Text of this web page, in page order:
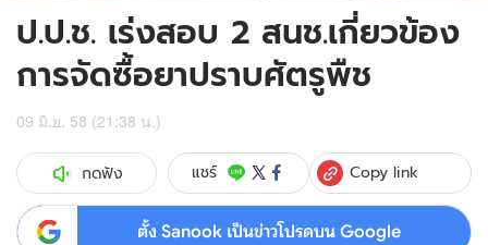
ป.ป.ช. เร่งสอบ 2 สนช.เกี่ยวข้อง
การจัดซื้อยาปราบศัตรูพืช
09 มิ.ย. 58 (21:38 น.)
กดฟัง แชร์ Copy link
ตั้ง Sanook เป็นข่าวโปรดบน Google